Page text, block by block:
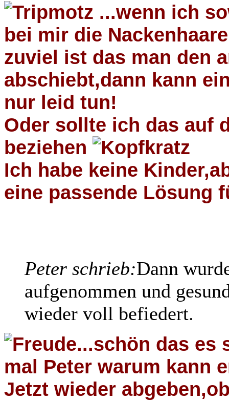
...wenn ich
bei mir die
zuviel ist das man den
abschiebt,dann kann
nur leid tun!
Oder sollte ich das auf
beziehen
Ich habe keine
eine passende Lösung
Peter schrieb:Dann
aufgenommen und
wieder voll befiedert.
...schön das es
mal Peter warum kann
Jetzt wieder